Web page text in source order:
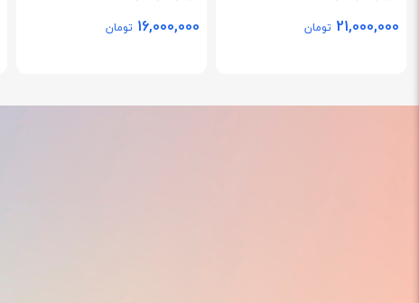
21,000,000 تومان 16,000,000 تومان